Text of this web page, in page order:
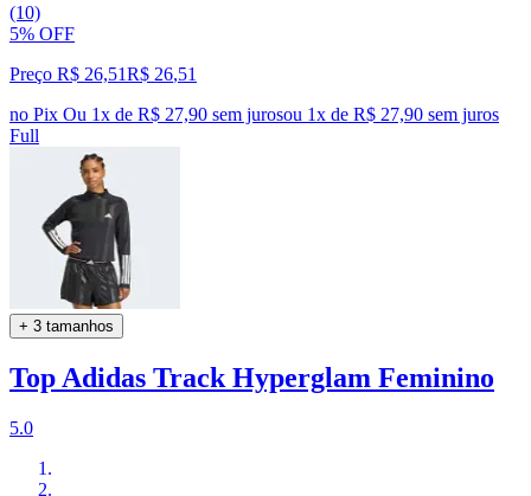
(10)
5% OFF
Preço R$ 26,51R$ 26,51
no Pix Ou 1x de R$ 27,90 sem jurosou 1x de R$ 27,90 sem juros
Full
+ 3 tamanhos
Top Adidas Track Hyperglam Feminino
5.0